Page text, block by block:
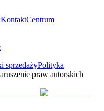
KontaktCentrum
sprzedażyPolityka
praw autorskich